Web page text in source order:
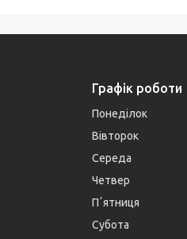
Графік роботи
Понеділок
Вівторок
Середа
Четвер
Пʼятниця
Субота